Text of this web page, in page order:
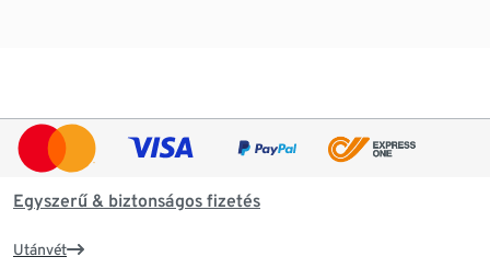
Egyszerű & biztonságos fizetés
Utánvét